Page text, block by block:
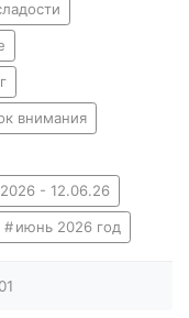
внимания
- 12.06.26
июнь 2026 год